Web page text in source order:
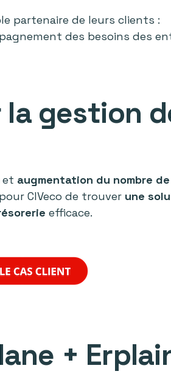
partenaire de leurs clients :
des besoins des
gestion
et augmentation du nombre
CIVeco de trouver une
efficace.
+